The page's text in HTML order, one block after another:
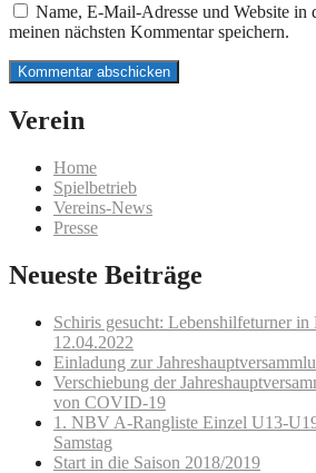
Name, E-Mail-Adresse und Website in
meinen nächsten Kommentar speichern.
Verein
Home
Spielbetrieb
Vereins-News
Presse
Neueste Beiträge
Schiris gesucht: Lebenshilfeturner in
12.04.2022
Einladung zur
Verschiebung der
von COVID-19
1. NBV A-Rangliste Einzel U13-
Samstag
Start in die Saison 2018/2019